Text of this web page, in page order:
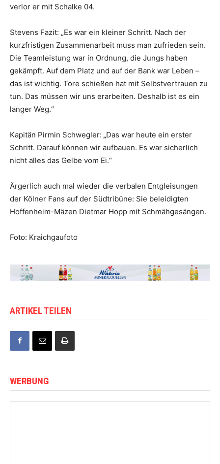
verlor er mit Schalke 04.
Stevens Fazit: „Es war ein kleiner Schritt. Nach der
kurzfristigen Zusammenarbeit muss man zufrieden sein.
Die Teamleistung war in Ordnung, die Jungs haben
gekämpft. Auf dem Platz und auf der Bank war Leben –
das ist wichtig. Tore schießen hat mit Selbstvertrauen zu
tun. Das müssen wir uns erarbeiten. Deshalb ist es ein
langer Weg.“
Kapitän Pirmin Schwegler: „Das war heute ein erster
Schritt. Darauf können wir aufbauen. Es war sicherlich
nicht alles das Gelbe vom Ei.“
Ärgerlich auch mal wieder die verbalen Entgleisungen
der Kölner Fans auf der Südtribüne: Sie beleidigten
Hoffenheim-Mäzen Dietmar Hopp mit Schmähgesängen.
Foto: Kraichgaufoto
ARTIKEL TEILEN
WERBUNG